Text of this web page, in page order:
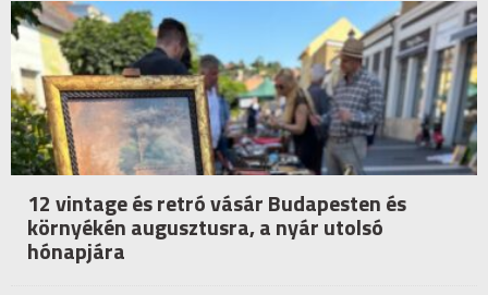
12 vintage és retró vásár Budapesten és
környékén augusztusra, a nyár utolsó
hónapjára